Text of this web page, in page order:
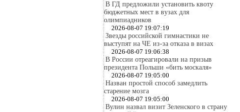
В ГД предложили установить квоту
бюджетных мест в вузах для
олимпиадников
2026-08-07 19:07:19
Звезды российской гимнастики не
выступят на ЧЕ из-за отказа в визах
2026-08-07 19:06:38
В России отреагировали на призыв
президента Польши «бить москаля»
2026-08-07 19:05:00
Назван простой способ замедлить
старение мозга
2026-08-07 19:05:00
Вулин назвал визит Зеленского в страну